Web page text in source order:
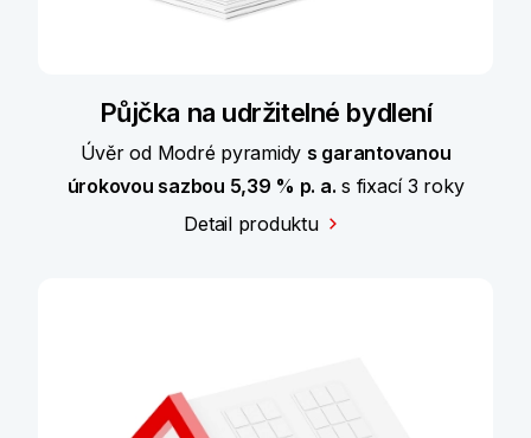
Půjčka na udržitelné bydlení
Úvěr od Modré pyramidy s garantovanou
úrokovou sazbou 5,39 % p. a. s fixací 3 roky
Detail produktu